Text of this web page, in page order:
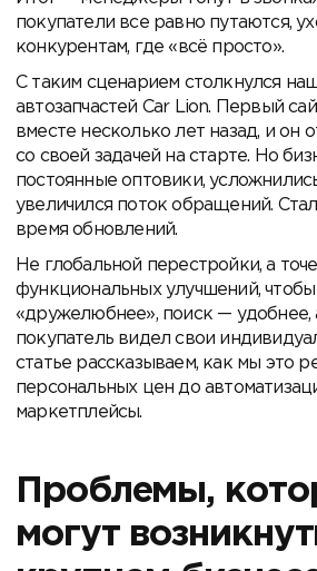
покупатели все равно путаются,
конкурентам, где «всё просто».
С таким сценарием столкнулся
автозапчастей Car Lion. Первый
вместе несколько лет назад, и он
со своей задачей на старте. Но
постоянные оптовики,
увеличился поток обращений.
время обновлений.
Не глобальной перестройки, а
функциональных улучшений,
«дружелюбнее», поиск — удобнее,
покупатель видел свои
статье рассказываем, как мы это
персональных цен до
маркетплейсы.
Проблемы,
могут